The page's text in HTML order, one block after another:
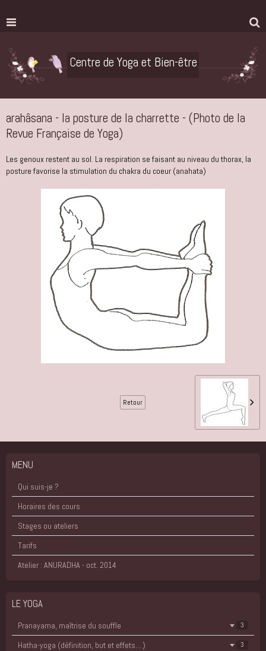
Centre de Yoga et Bien-être
arahâsana - la posture de la charrette - (Photo de la
Revue Française de Yoga)
Les genoux restent au sol. La respiration se faisant au niveau du thorax, la
posture favorise la stimulation du chakra du coeur (anahata)
Retour
MENU
Qui suis-je ?
Horaires des cours
Stages ou ateliers
Tarifs
Atelier : ANURADHA - oct. 2014
LE YOGA
Pranayama, maîtrise du souffle 3
Hatha-yoga (définition, but et effets....) 3